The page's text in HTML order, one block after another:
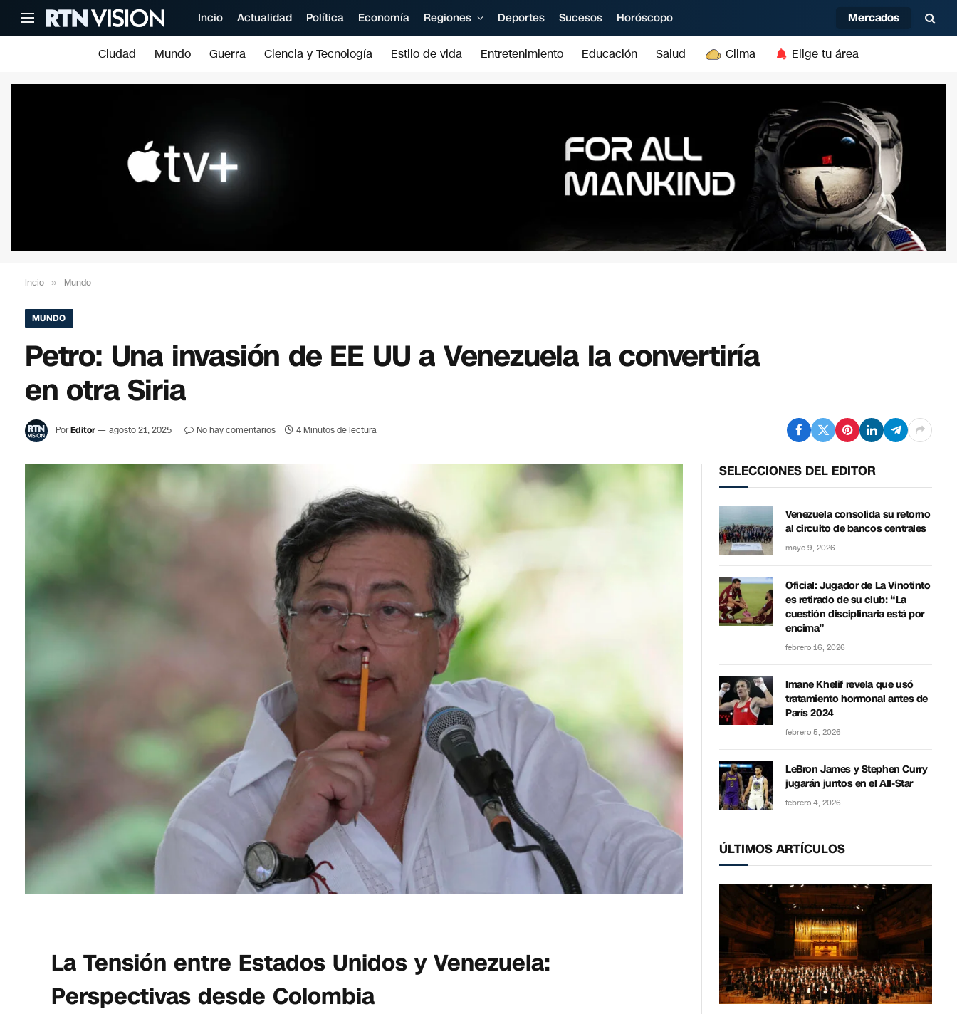
Incio Actualidad Política Economía Regiones Deportes Sucesos Horóscopo Mercados
Ciudad Mundo Guerra Ciencia y Tecnología Estilo de vida Entretenimiento Educación Salud Clima Elige tu área
Incio » Mundo
MUNDO
Petro: Una invasión de EE UU a Venezuela la convertiría
en otra Siria
PorEditor agosto 21, 2025 No hay comentarios 4 Minutos de lectura
La Tensión entre Estados Unidos y Venezuela:
Perspectivas desde Colombia
SELECCIONES DEL EDITOR
Venezuela consolida su retorno
al circuito de bancos centrales
mayo 9, 2026
Oficial: Jugador de La Vinotinto
es retirado de su club: “La
cuestión disciplinaria está por
encima”
febrero 16, 2026
Imane Khelif revela que usó
tratamiento hormonal antes de
París 2024
febrero 5, 2026
LeBron James y Stephen Curry
jugarán juntos en el All-Star
febrero 4, 2026
ÚLTIMOS ARTÍCULOS